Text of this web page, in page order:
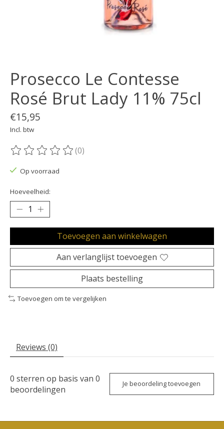
Prosecco Le Contesse
Rosé Brut Lady 11% 75cl
€15,95
Incl. btw
De beoordeling van dit product is
(0)
Op voorraad
Hoeveelheid:
Toevoegen aan winkelwagen
Aan verlanglijst toevoegen
Plaats bestelling
Toevoegen om te vergelijken
Reviews (0)
0 sterren op basis van 0
beoordelingen
Je beoordeling toevoegen